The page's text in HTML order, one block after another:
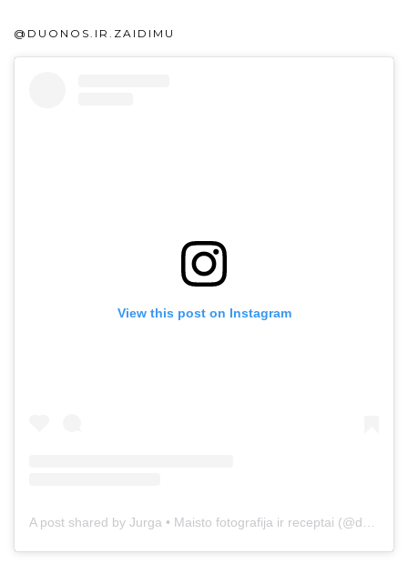
@DUONOS.IR.ZAIDIMU
View this post on Instagram
A post shared by Jurga • Maisto fotografija ir receptai (@duonos.ir.zaidimu)